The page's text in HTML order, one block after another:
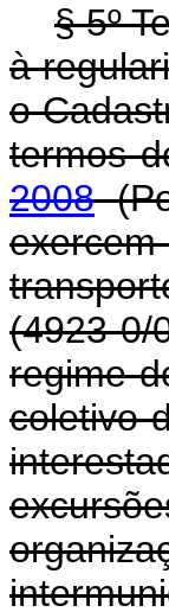
§ 5º
à
o
termos
2008
(4923-
regime
coletivo